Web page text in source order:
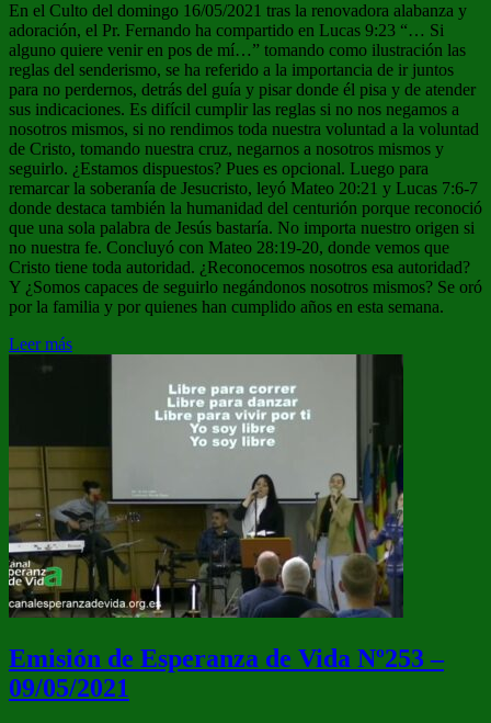
En el Culto del domingo 16/05/2021 tras la renovadora alabanza y
adoración, el Pr. Fernando ha compartido en Lucas 9:23 “… Si
alguno quiere venir en pos de mí…” tomando como ilustración las
reglas del senderismo, se ha referido a la importancia de ir juntos
para no perdernos, detrás del guía y pisar donde él pisa y de atender
sus indicaciones. Es difícil cumplir las reglas si no nos negamos a
nosotros mismos, si no rendimos toda nuestra voluntad a la voluntad
de Cristo, tomando nuestra cruz, negarnos a nosotros mismos y
seguirlo. ¿Estamos dispuestos? Pues es opcional. Luego para
remarcar la soberanía de Jesucristo, leyó Mateo 20:21 y Lucas 7:6-7
donde destaca también la humanidad del centurión porque reconoció
que una sola palabra de Jesús bastaría. No importa nuestro origen si
no nuestra fe. Concluyó con Mateo 28:19-20, donde vemos que
Cristo tiene toda autoridad. ¿Reconocemos nosotros esa autoridad?
Y ¿Somos capaces de seguirlo negándonos nosotros mismos? Se oró
por la familia y por quienes han cumplido años en esta semana.
Leer más
Emisión de Esperanza de Vida Nº253 –
09/05/2021